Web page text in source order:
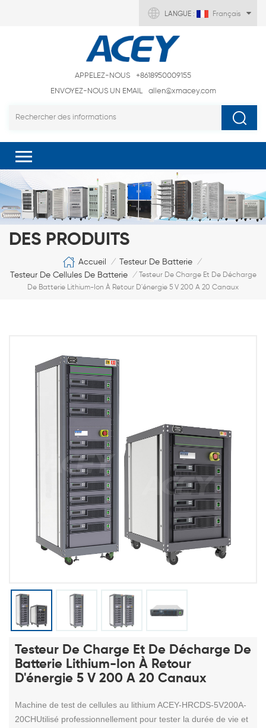
LANGUE : Français
APPELEZ-NOUS
+8618950009155
ENVOYEZ-NOUS UN EMAIL
allen@xmacey.com
DES PRODUITS
Accueil / Testeur De Batterie /
Testeur De Cellules De Batterie /
Testeur De Charge Et De Décharge
De Batterie Lithium-Ion À Retour D'énergie 5 V 200 A 20 Canaux
Testeur De Charge Et De Décharge De
Batterie Lithium-Ion À Retour
D'énergie 5 V 200 A 20 Canaux
Machine de test de cellules au lithium ACEY-HRCDS-5V200A-
20CHUtilisé professionnellement pour tester la durée de vie et